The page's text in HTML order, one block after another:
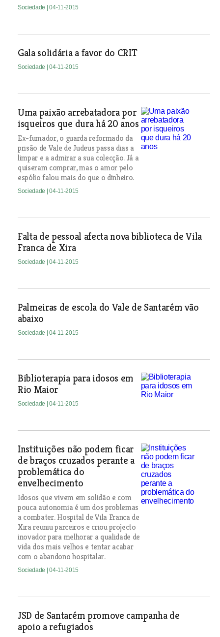
Sociedade | 04-11-2015
Gala solidária a favor do CRIT
Sociedade | 04-11-2015
Uma paixão arrebatadora por
isqueiros que dura há 20 anos
Ex-fumador, o guarda reformado da
prisão de Vale de Judeus passa dias a
limpar e a admirar a sua colecção. Já a
quiseram comprar, mas o amor pelo
espólio falou mais do que o dinheiro.
Sociedade | 04-11-2015
Falta de pessoal afecta nova biblioteca de Vila
Franca de Xira
Sociedade | 04-11-2015
Palmeiras de escola do Vale de Santarém vão
abaixo
Sociedade | 04-11-2015
Biblioterapia para idosos em
Rio Maior
Sociedade | 04-11-2015
Instituições não podem ficar
de braços cruzados perante a
problemática do
envelhecimento
Idosos que vivem em solidão e com
pouca autonomia é um dos problemas
a combater. Hospital de Vila Franca de
Xira reuniu parceiros e criou projecto
inovador para melhorar a qualidade de
vida dos mais velhos e tentar acabar
com o abandono hospitalar.
Sociedade | 04-11-2015
JSD de Santarém promove campanha de
apoio a refugiados